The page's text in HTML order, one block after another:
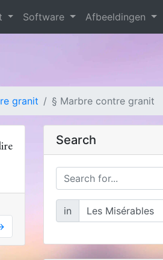
Software Afbeeldingen
granit § Marbre contre granit
Search
in